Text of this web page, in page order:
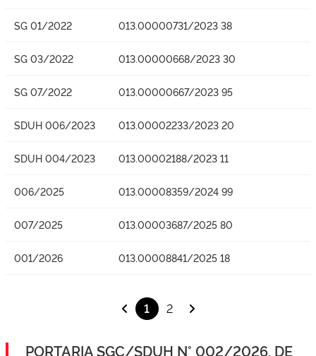
SG 01/2022 013.00000731/2023 38
SG 03/2022 013.00000668/2023 30
SG 07/2022 013.00000667/2023 95
SDUH 006/2023 013.00002233/2023 20
SDUH 004/2023 013.00002188/2023 11
006/2025 013.00008359/2024 99
007/2025 013.00003687/2025 80
001/2026 013.00008841/2025 18
1 2
PORTARIA SGC/SDUH N° 002/2026, DE